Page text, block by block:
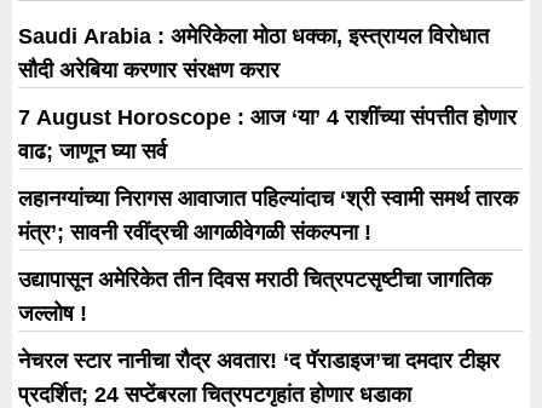
Saudi Arabia : अमेरिकेला मोठा धक्का, इस्त्रायल विरोधात
सौदी अरेबिया करणार संरक्षण करार
7 August Horoscope : आज ‘या’ 4 राशींच्या संपत्तीत होणार
वाढ; जाणून घ्या सर्व
लहानग्यांच्या निरागस आवाजात पहिल्यांदाच ‘श्री स्वामी समर्थ तारक
मंत्र’; सावनी रवींद्रची आगळीवेगळी संकल्पना !
उद्यापासून अमेरिकेत तीन दिवस मराठी चित्रपटसृष्टीचा जागतिक
जल्लोष !
नेचरल स्टार नानीचा रौद्र अवतार! ‘द पॅराडाइज’चा दमदार टीझर
प्रदर्शित; 24 सप्टेंबरला चित्रपटगृहांत होणार धडाका